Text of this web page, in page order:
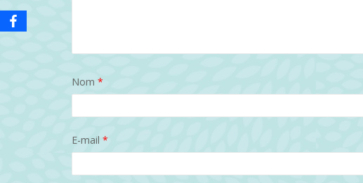
Nom *
E-mail *